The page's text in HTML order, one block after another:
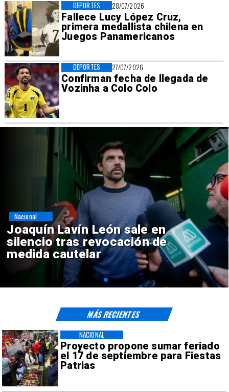
28/07/2026
Fallece Lucy López Cruz,
primera medallista chilena en
Juegos Panamericanos
DEPORTES
27/07/2026
Confirman fecha de llegada de
Vozinha a Colo Colo
DEPORTES
Chile y Venezuela formalizan
reinicio de relaciones
consulares
Nacional
Proyecto propone sumar feriado
el 17 de septiembre para Fiestas
Patrias
NACIONAL
MÁS RECIENTES